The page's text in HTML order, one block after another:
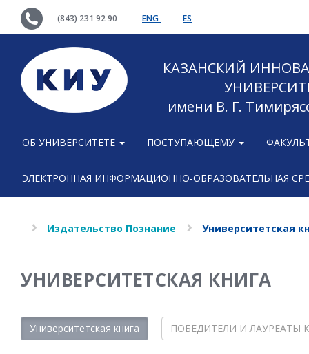
(843) 231 92 90 ENG ES
КАЗАНСКИЙ
имени В. Г.
ОБ УНИВЕРСИТЕТЕ ПОСТУПАЮЩЕМУ
ЭЛЕКТРОННАЯ ИНФОРМАЦИОННО-ОБРАЗОВАТЕЛЬНАЯ
Издательство Познание Университетская
УНИВЕРСИТЕТСКАЯ КНИГА
Университетская книга ПОБЕДИТЕЛИ И ЛАУРЕАТЫ